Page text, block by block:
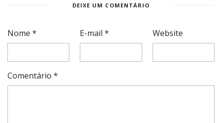
DEIXE UM COMENTÁRIO
Nome * E-mail* Website
Comentário *